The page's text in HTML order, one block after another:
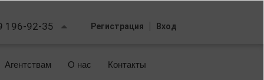
196-92-35 Регистрация Вход
Агентствам О нас Контакты